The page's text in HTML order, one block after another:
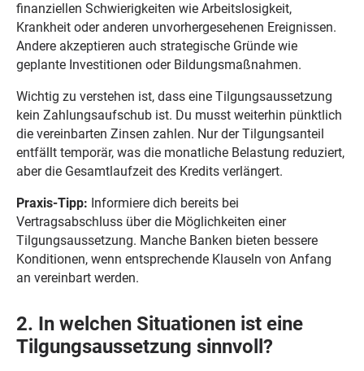
finanziellen Schwierigkeiten wie Arbeitslosigkeit,
Krankheit oder anderen unvorhergesehenen Ereignissen.
Andere akzeptieren auch strategische Gründe wie
geplante Investitionen oder Bildungsmaßnahmen.
Wichtig zu verstehen ist, dass eine Tilgungsaussetzung
kein Zahlungsaufschub ist. Du musst weiterhin pünktlich
die vereinbarten Zinsen zahlen. Nur der Tilgungsanteil
entfällt temporär, was die monatliche Belastung reduziert,
aber die Gesamtlaufzeit des Kredits verlängert.
Praxis-Tipp: Informiere dich bereits bei
Vertragsabschluss über die Möglichkeiten einer
Tilgungsaussetzung. Manche Banken bieten bessere
Konditionen, wenn entsprechende Klauseln von Anfang
an vereinbart werden.
2. In welchen Situationen ist eine
Tilgungsaussetzung sinnvoll?